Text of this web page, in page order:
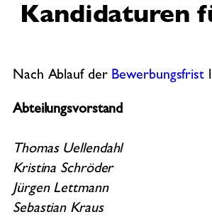
Kandidaturen
Nach Ablauf der Bewerbungsfrist
Abteilungsvorstand
Thomas Uellendahl
Kristina Schröder
Jürgen Lettmann
Sebastian Kraus